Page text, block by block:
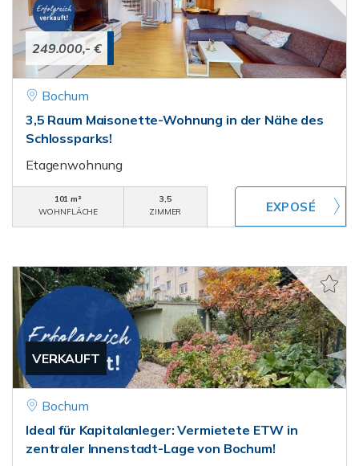
249.000,- €
Bochum
3,5 Raum Maisonette-Wohnung in der Nähe des
Schlossparks!
Etagenwohnung
101 m²
WOHNFLÄCHE
3,5
ZIMMER
VERKAUFT
Bochum
Ideal für Kapitalanleger: Vermietete ETW in
zentraler Innenstadt-Lage von Bochum!